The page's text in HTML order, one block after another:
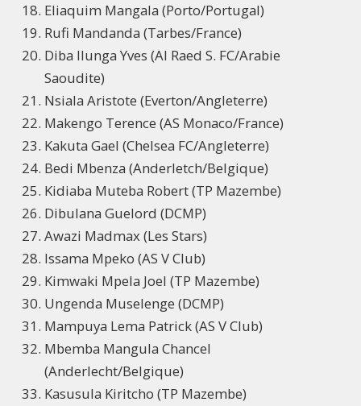
Eliaquim Mangala (Porto/Portugal)
Rufi Mandanda (Tarbes/France)
Diba Ilunga Yves (Al Raed S. FC/Arabie
Saoudite)
Nsiala Aristote (Everton/Angleterre)
Makengo Terence (AS Monaco/France)
Kakuta Gael (Chelsea FC/Angleterre)
Bedi Mbenza (Anderletch/Belgique)
Kidiaba Muteba Robert (TP Mazembe)
Dibulana Guelord (DCMP)
Awazi Madmax (Les Stars)
Issama Mpeko (AS V Club)
Kimwaki Mpela Joel (TP Mazembe)
Ungenda Muselenge (DCMP)
Mampuya Lema Patrick (AS V Club)
Mbemba Mangula Chancel
(Anderlecht/Belgique)
Kasusula Kiritcho (TP Mazembe)